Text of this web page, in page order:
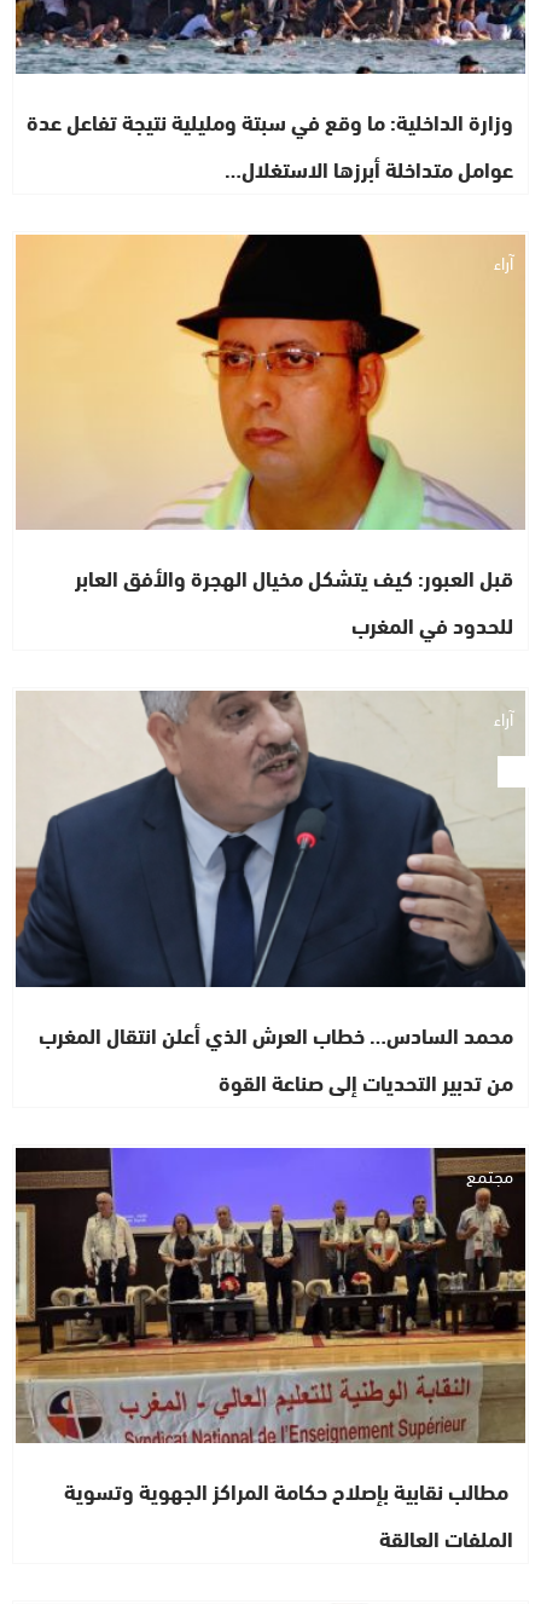
وزارة الداخلية: ما وقع في سبتة ومليلية نتيجة تفاعل عدة
عوامل متداخلة أبرزها الاستغلال…
آراء
قبل العبور: كيف يتشكل مخيال الهجرة والأفق العابر
للحدود في المغرب
آراء
محمد السادس… خطاب العرش الذي أعلن انتقال المغرب
من تدبير التحديات إلى صناعة القوة
مجتمع
مطالب نقابية بإصلاح حكامة المراكز الجهوية وتسوية
الملفات العالقة